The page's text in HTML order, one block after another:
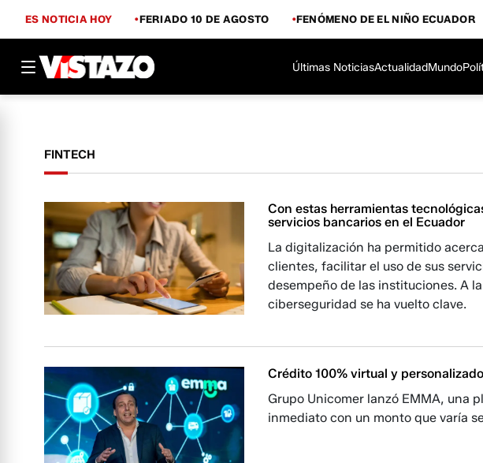
ES NOTICIA HOY FERIADO 10 DE AGOSTO FENÓMENO DE EL NIÑO ECUADOR
Últimas NoticiasActualidadMundo
FINTECH
Con estas herramientas
servicios bancarios en el Ecuador
La digitalización ha permitido
clientes, facilitar el uso de sus
desempeño de las instituciones. A
ciberseguridad se ha vuelto clave.
Crédito 100% virtual y
Grupo Unicomer lanzó EMMA, una
inmediato con un monto que varía